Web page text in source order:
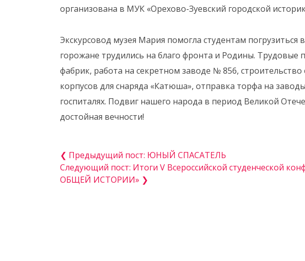
организована в МУК «Орехово-Зуевский городской
Экскурсовод музея Мария помогла студентам
горожане трудились на благо фронта и Родины. Трудовые
фабрик, работа на секретном заводе № 856,
корпусов для снаряда «Катюша», отправка торфа на
госпиталях. Подвиг нашего народа в период Великой
достойная вечности!
❮ Предыдущий пост: ЮНЫЙ СПАСАТЕЛЬ
Следующий пост: Итоги V Всероссийской студенческой
ОБЩЕЙ ИСТОРИИ» ❯